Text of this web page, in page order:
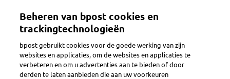
inhoud
Toggle navigation
Beheren van bpost cookies en
trackingtechnologieën
bpost gebruikt cookies voor de goede werking van zijn
websites en applicaties, om de websites en applicaties te
verbeteren en om u advertenties aan te bieden of door
derden te laten aanbieden die aan uw voorkeuren